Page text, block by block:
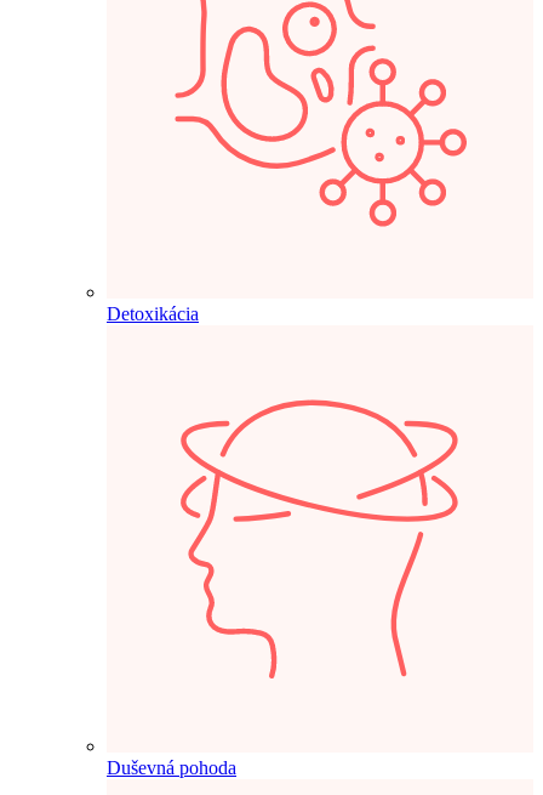
Detoxikácia
Duševná pohoda